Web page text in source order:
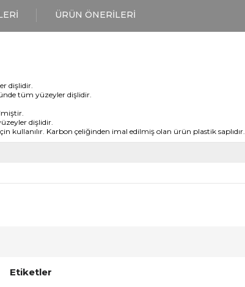
ÜRÜN ÖNERILERI
dişlidir.
tüm yüzeyler dişlidir.
dişlidir.
kullanılır. Karbon çeliğinden imal edilmiş olan ürün plastik saplıdır.
Etiketler